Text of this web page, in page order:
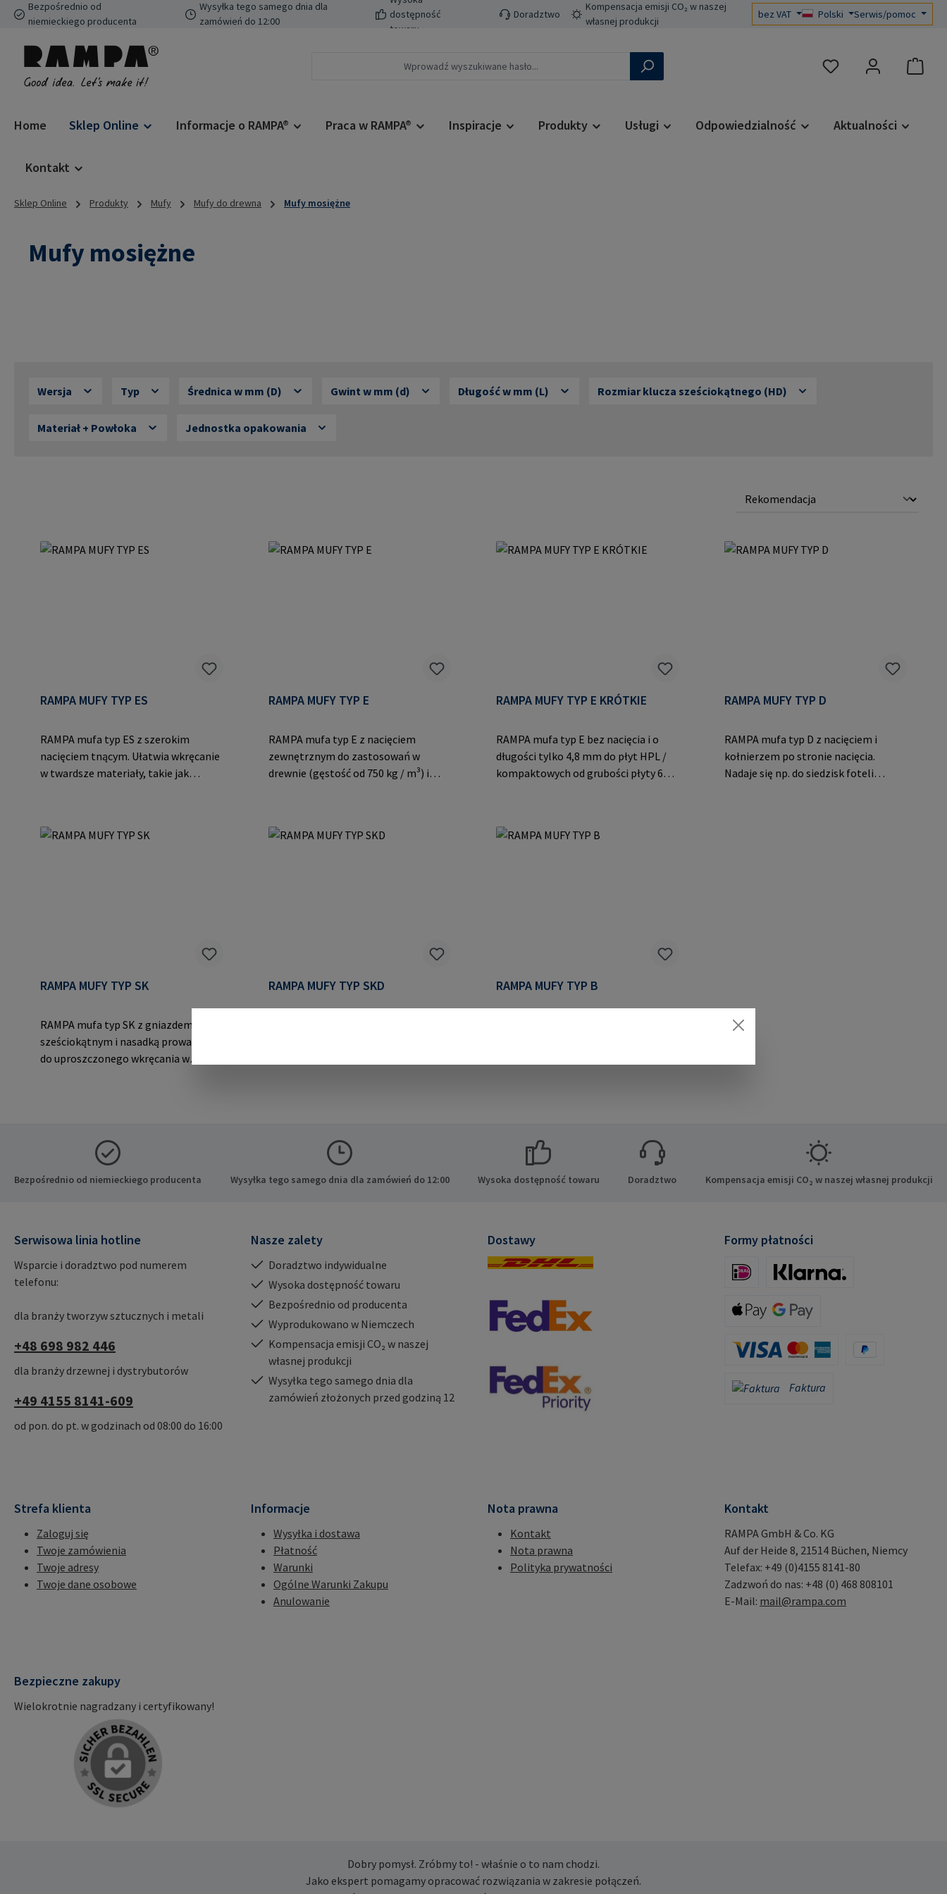
do głównej zawartości
Przejdź do wyszukiwania
Przejdź do głównej nawigacji
Bezpośrednio od
niemieckiego producenta
Wysyłka tego samego dnia dla
zamówień do 12:00
dostępność
towaru
Doradztwo
Kompensacja emisji CO₂ w naszej
własnej produkcji
bez VAT Polski Serwis/pomoc
Masz 0 przedmioty na
Home Sklep Online Informacje o RAMPA® Praca w RAMPA® Inspiracje Produkty Usługi Odpowiedzialność Aktualności
Kontakt
Sklep Online Produkty Mufy Mufy do drewna Mufy mosiężne
Mufy mosiężne
Wersja Typ Średnica w mm (D) Gwint w mm (d) Długość w mm (L) Rozmiar klucza sześciokątnego (HD)
Materiał + Powłoka Jednostka opakowania
RAMPA MUFY TYP ES
RAMPA mufa typ ES z szerokim
nacięciem tnącym. Ułatwia wkręcanie
w twardsze materiały, takie jak
lekkich i staliwa.Dane producenta:
RAMPA GmbH & Co. KG Auf der Heide
RAMPA MUFY TYP E
RAMPA mufa typ E z nacięciem
zewnętrznym do zastosowań w
drewnie (gęstość od 750 kg / m³) i
Auf der Heide 8 21514 Büchen Niemcy
E-Mail: mail@rampa.com
RAMPA MUFY TYP E KRÓTKIE
RAMPA mufa typ E bez nacięcia i o
długości tylko 4,8 mm do płyt HPL /
kompaktowych od grubości płyty 6
Niemcy E-Mail: mail@rampa.com
RAMPA MUFY TYP D
RAMPA mufa typ D z nacięciem i
kołnierzem po stronie nacięcia.
Nadaje się np. do siedzisk foteli
RAMPA MUFY TYP SK
RAMPA mufa typ SK z gniazdem
sześciokątnym i nasadką prowadzącą
do uproszczonego wkręcania w
E-Mail: mail@rampa.com
RAMPA MUFY TYP SKD
8 21514 Büchen Niemcy E-Mail:
mail@rampa.com
RAMPA MUFY TYP B
Bezpośrednio od niemieckiego producenta Wysyłka tego samego dnia dla zamówień do 12:00 Wysoka dostępność towaru Doradztwo Kompensacja emisji CO₂ w naszej własnej produkcji
Serwisowa linia hotline
Wsparcie i doradztwo pod numerem
telefonu:
dla branży tworzyw sztucznych i metali
+48 698 982 446
dla branży drzewnej i dystrybutorów
+49 4155 8141-609
od pon. do pt. w godzinach od 08:00 do 16:00
Nasze zalety
Doradztwo indywidualne
Wysoka dostępność towaru
Bezpośrednio od producenta
Wyprodukowano w Niemczech
Kompensacja emisji CO₂ w naszej
własnej produkcji
Wysyłka tego samego dnia dla
zamówień złożonych przed godziną 12
Dostawy Formy płatności
Faktura
Faktura
Strefa klienta
Zaloguj się
Twoje zamówienia
Twoje adresy
Twoje dane osobowe
Informacje
Wysyłka i dostawa
Płatność
Warunki
Ogólne Warunki Zakupu
Anulowanie
Nota prawna
Kontakt
Nota prawna
Polityka prywatności
Kontakt
RAMPA GmbH & Co. KG
Auf der Heide 8, 21514 Büchen, Niemcy
Telefax: +49 (0)4155 8141-80
Zadzwoń do nas: +48 (0) 468 808101
E-Mail: mail@rampa.com
Bezpieczne zakupy
Wielokrotnie nagradzany i certyfikowany!
Dobry pomysł. Zróbmy to! - właśnie o to nam chodzi.
Jako ekspert pomagamy opracować rozwiązania w zakresie połączeń.